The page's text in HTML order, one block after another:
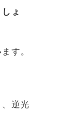
ょ
す。
逆光